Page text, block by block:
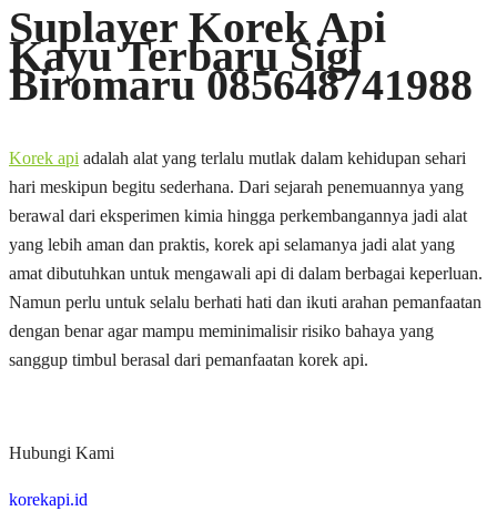
Suplayer Korek Api
Kayu Terbaru Sigi
Biromaru 085648741988
Korek api adalah alat yang terlalu mutlak dalam kehidupan sehari
hari meskipun begitu sederhana. Dari sejarah penemuannya yang
berawal dari eksperimen kimia hingga perkembangannya jadi alat
yang lebih aman dan praktis, korek api selamanya jadi alat yang
amat dibutuhkan untuk mengawali api di dalam berbagai keperluan.
Namun perlu untuk selalu berhati hati dan ikuti arahan pemanfaatan
dengan benar agar mampu meminimalisir risiko bahaya yang
sanggup timbul berasal dari pemanfaatan korek api.
Hubungi Kami
korekapi.id